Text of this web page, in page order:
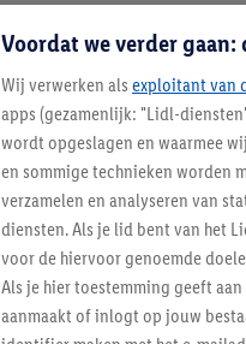
Voordat we verder
Wij verwerken als exploitant van
apps (gezamenlijk: "Lidl-
wordt opgeslagen en waarmee
en sommige technieken worden
verzamelen en analyseren van
diensten. Als je lid bent van het
voor de hiervoor genoemde
Als je hier toestemming geeft
aanmaakt of inlogt op jouw